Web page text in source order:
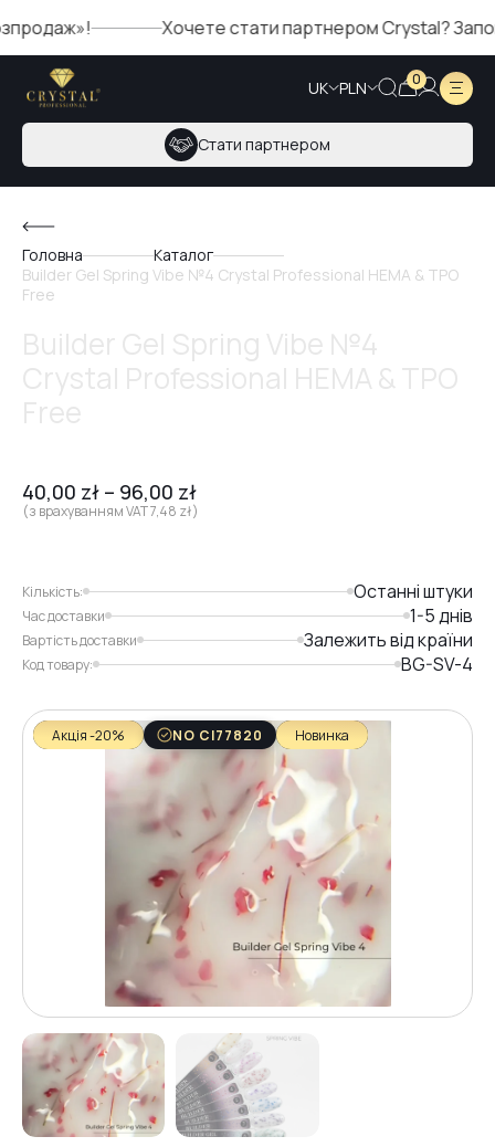
Хочете стати партнером Crystal? Заповніть
UK PLN 0
Стати партнером
Головна
Каталог
Builder Gel Spring Vibe №4 Crystal Professional HEMA & TPO
Free
40,00 zł – 96,00 zł
(з врахуванням VAT7,48 zł)
Кількість: Останні штуки
Час доставки 1-5 днів
Вартість доставки Залежить від країни
Код товару: BG-SV-4
Акція -20% NO CI77820 Новинка